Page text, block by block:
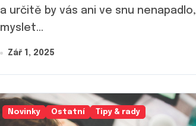
a určitě by vás ani ve snu nenapadlo,
myslet...
Zář 1, 2025
Novinky Ostatní Tipy & rady